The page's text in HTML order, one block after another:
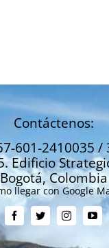
Contáctenos:
601-2410035 /
Edificio
Bogotá, Colombia
llegar con Google